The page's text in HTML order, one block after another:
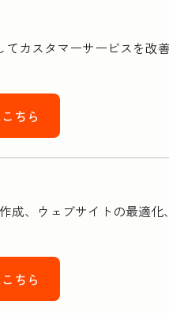
カスタマーサービスを改
ちら
、ウェブサイトの最適
ちら